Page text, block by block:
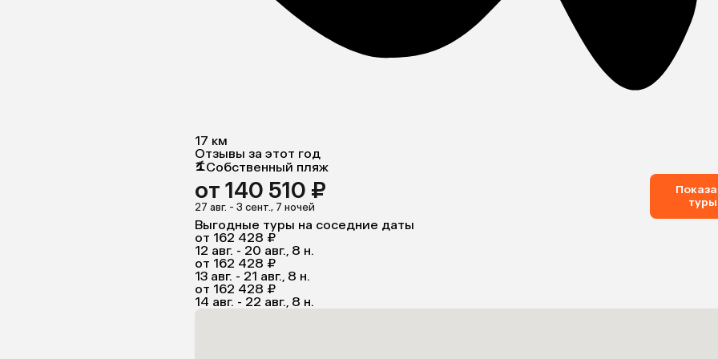
17 км
Отзывы за этот год
Собственный пляж
от 140 510 ₽
27 авг. - 3 сент., 7 ночей
туры
Выгодные туры на соседние даты
от 162 428 ₽
12 авг. - 20 авг., 8 н.
от 162 428 ₽
13 авг. - 21 авг., 8 н.
от 162 428 ₽
14 авг. - 22 авг., 8 н.